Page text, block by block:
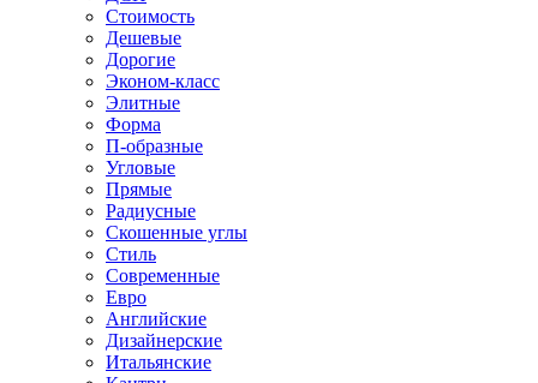
Стоимость
Дешевые
Дорогие
Эконом-класс
Элитные
Форма
П-образные
Угловые
Прямые
Радиусные
Скошенные углы
Стиль
Современные
Евро
Английские
Дизайнерские
Итальянские